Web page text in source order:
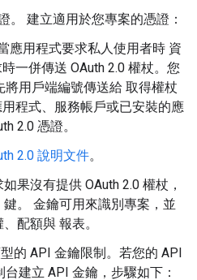
。 建立適用於您專案的憑證：
應用程式要求私人使用者時 資
一併傳送 OAuth 2.0 權杖。您
將用戶端編號傳送給 取得權杖
程式、服務帳戶或已安裝的應
2.0 憑證。
2.0 說明文件。
果沒有提供 OAuth 2.0 權杖，
。 金鑰可用來識別專案，並
配額與 報表。
的 API 金鑰限制。若您的 API
建立 API 金鑰，步驟如下：